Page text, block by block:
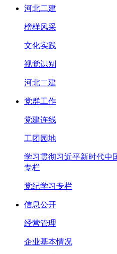
河北二建
榜样风采
文化实践
视觉识别
河北二建
党群工作
党建连线
工团园地
学习贯彻习近平新时代中
专栏
党纪学习专栏
信息公开
经营管理
企业基本情况